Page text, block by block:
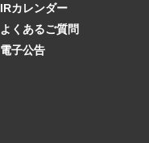
IRカレンダー
よくあるご質問
電子公告